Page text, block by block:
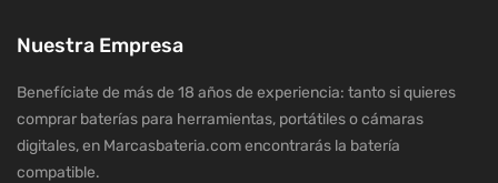
Nuestra Empresa
Benefíciate de más de 18 años de experiencia: tanto si quieres
comprar baterías para herramientas, portátiles o cámaras
digitales, en Marcasbateria.com encontrarás la batería
compatible.